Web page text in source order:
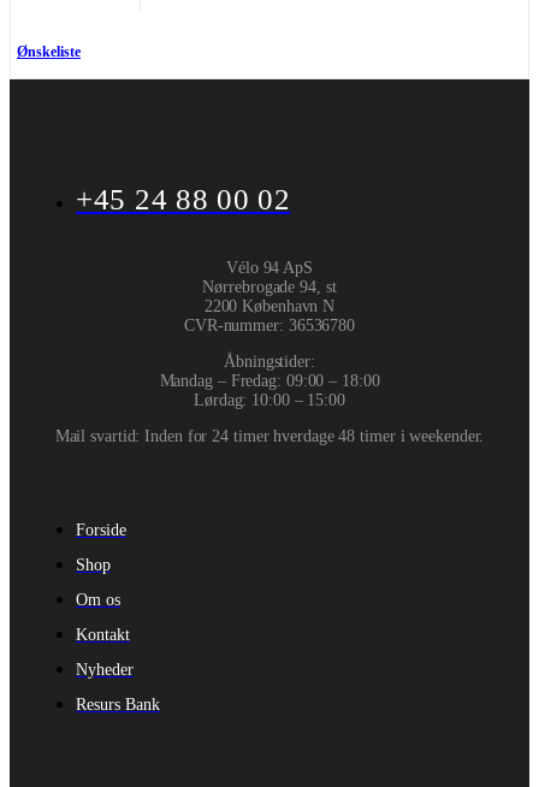
Ønskeliste
+45 24 88 00 02
Vélo 94 ApS
Nørrebrogade 94, st
2200 København N
CVR-nummer: 36536780
Åbningstider:
Mandag – Fredag: 09:00 – 18:00
Lørdag: 10:00 – 15:00
Mail svartid: Inden for 24 timer hverdage 48 timer i weekender.
Forside
Shop
Om os
Kontakt
Nyheder
Resurs Bank